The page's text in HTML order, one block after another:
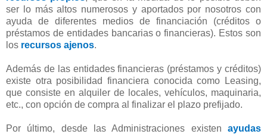
ser lo más altos numerosos y aportados por nosotros con
ayuda de diferentes medios de financiación (créditos o
préstamos de entidades bancarias o financieras). Estos son
los recursos ajenos.
Además de las entidades financieras (préstamos y créditos)
existe otra posibilidad financiera conocida como Leasing,
que consiste en alquiler de locales, vehículos, maquinaria,
etc., con opción de compra al finalizar el plazo prefijado.
Por último, desde las Administraciones existen ayudas